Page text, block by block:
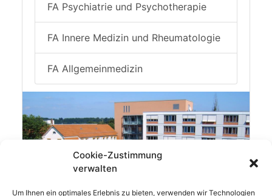
Cookie-Zustimmung
verwalten
Um Ihnen ein optimales Erlebnis zu bieten, verwenden wir Technologien
FA Psychiatrie und Psychotherapie
FA Innere Medizin und Rheumatologie
FA Allgemeinmedizin